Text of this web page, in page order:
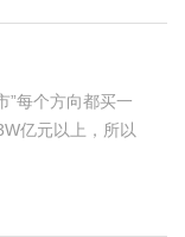
”每个方向都买一
亿元以上，所以